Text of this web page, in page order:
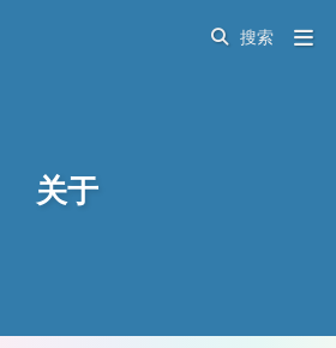
关于